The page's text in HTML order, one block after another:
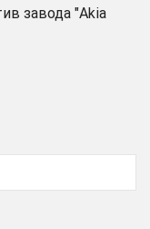
завода "Akia